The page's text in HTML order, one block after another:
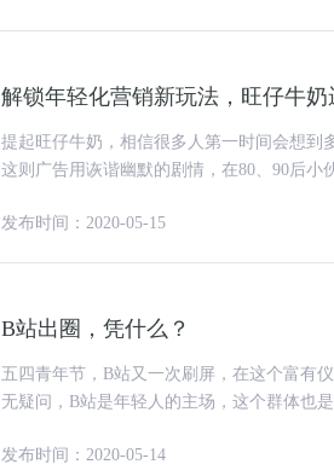
解锁年轻化营销新玩法，旺仔牛奶
提起旺仔牛奶，相信很多人第一时间会想到
这则广告用诙谐幽默的剧情，在80、90后小伙伴
发布时间：2020-05-15
B站出圈，凭什么？
五四青年节，B站又一次刷屏，在这个富有
无疑问，B站是年轻人的主场，这个群体也
发布时间：2020-05-14